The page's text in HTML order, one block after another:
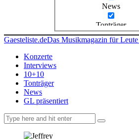
News
Tonträger
Gaesteliste.deDas Musikmagazin für
Konzerte
Interviews
10+10
Tonträger
News
GL präsentiert